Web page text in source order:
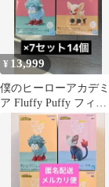
¥ 13,999
僕のヒーローアカデミ
ア Fluffy Puffy フィギ
ュア 14個